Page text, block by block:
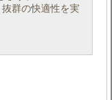
群の快適性を実